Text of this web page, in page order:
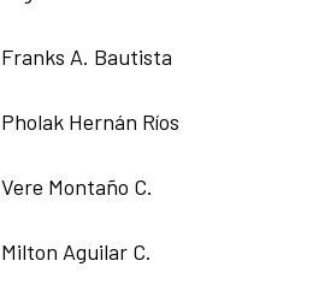
Franks A. Bautista
Pholak Hernán Ríos
Vere Montaño C.
Milton Aguilar C.